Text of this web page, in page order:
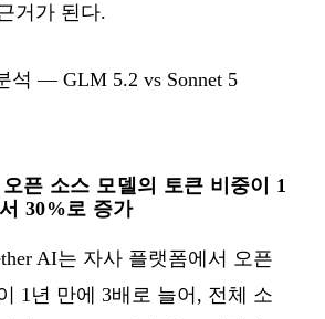
거가 된다.
석 — GLM 5.2 vs Sonnet 5
픈 소스 모델의 토큰 비중이 1
30%로 증가
AI는 자사 플랫폼에서 오픈
1년 만에 3배로 늘어, 전체 소